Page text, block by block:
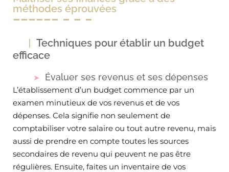
méthodes éprouvées
Techniques pour établir un budget
efficace
Évaluer ses revenus et ses dépenses
L’établissement d’un budget commence par un
examen minutieux de vos revenus et de vos
dépenses. Cela signifie non seulement de
comptabiliser votre salaire ou tout autre revenu, mais
aussi de prendre en compte toutes les sources
secondaires de revenu qui peuvent ne pas être
régulières. Ensuite, faites un inventaire de vos